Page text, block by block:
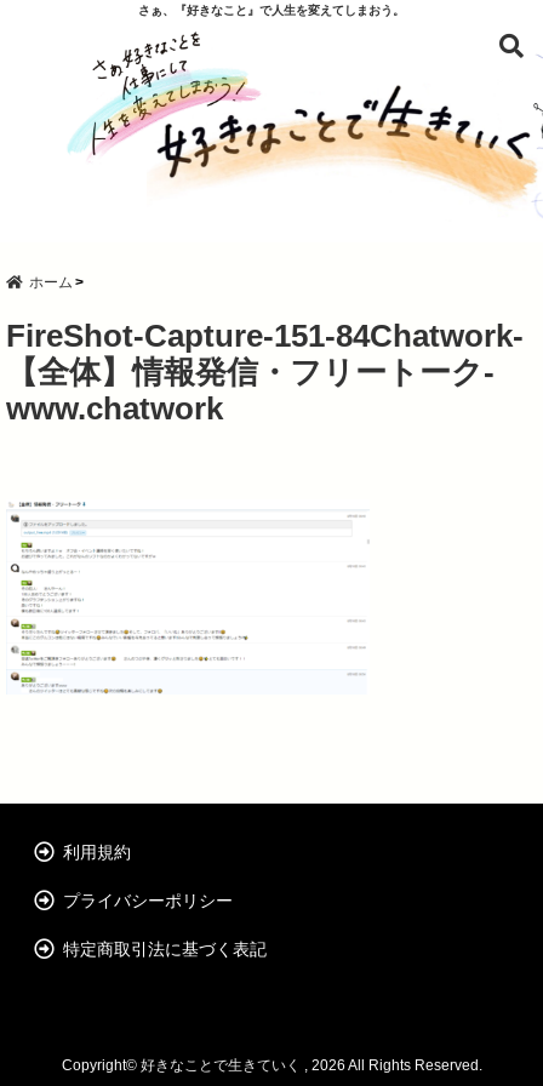
さぁ、『好きなこと』で人生を変えてしまおう。
ホーム
FireShot-Capture-151-84Chatwork-
【全体】情報発信・フリートーク-
www.chatwork
利用規約
プライバシーポリシー
特定商取引法に基づく表記
Copyright© 好きなことで生きていく , 2026 All Rights Reserved.